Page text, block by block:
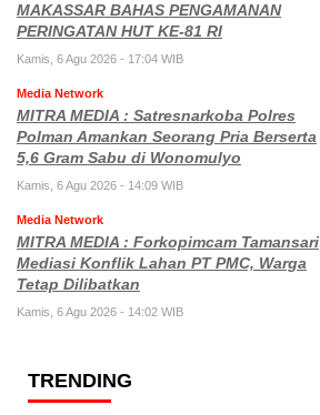
MAKASSAR BAHAS PENGAMANAN
PERINGATAN HUT KE-81 RI
Kamis, 6 Agu 2026 - 17:04 WIB
Media Network
MITRA MEDIA : Satresnarkoba Polres
Polman Amankan Seorang Pria Berserta
5,6 Gram Sabu di Wonomulyo
Kamis, 6 Agu 2026 - 14:09 WIB
Media Network
MITRA MEDIA : Forkopimcam Tamansari
Mediasi Konflik Lahan PT PMC, Warga
Tetap Dilibatkan
Kamis, 6 Agu 2026 - 14:02 WIB
TRENDING